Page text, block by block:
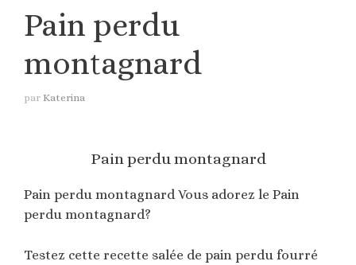
Pain perdu
montagnard
par Katerina
Pain perdu montagnard
Pain perdu montagnard Vous adorez le Pain
perdu montagnard?
Testez cette recette salée de pain perdu fourré